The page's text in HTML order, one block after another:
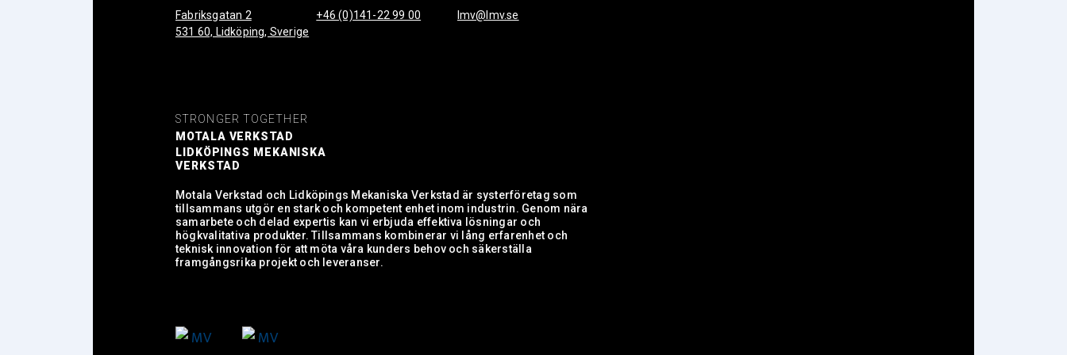
Fabriksgatan 2
531 60, Lidköping, Sverige
+46 (0)141-22 99 00 lmv@lmv.se
STRONGER TOGETHER
MOTALA VERKSTAD
LIDKÖPINGS MEKANISKA
VERKSTAD
Motala Verkstad och Lidköpings Mekaniska Verkstad är systerföretag som
tillsammans utgör en stark och kompetent enhet inom industrin. Genom nära
samarbete och delad expertis kan vi erbjuda effektiva lösningar och
högkvalitativa produkter. Tillsammans kombinerar vi lång erfarenhet och
teknisk innovation för att möta våra kunders behov och säkerställa
framgångsrika projekt och leveranser.